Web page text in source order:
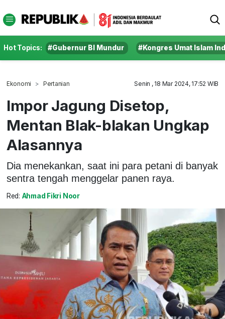
Hot Topics: #Gubernur BI Mundur #Kongres Umat Islam
Ekonomi Pertanian Senin , 18 Mar 2024, 17:52 WIB
Impor Jagung Disetop,
Mentan Blak-blakan Ungkap
Alasannya
Dia menekankan, saat ini para petani di banyak
sentra tengah menggelar panen raya.
Red: Ahmad Fikri Noor